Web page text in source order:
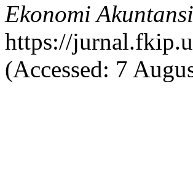
Ekonomi Akuntansi
https://
(Accessed: 7